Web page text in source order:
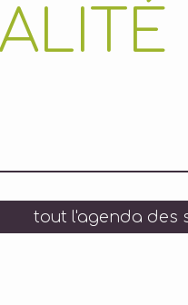
tout l'agenda des